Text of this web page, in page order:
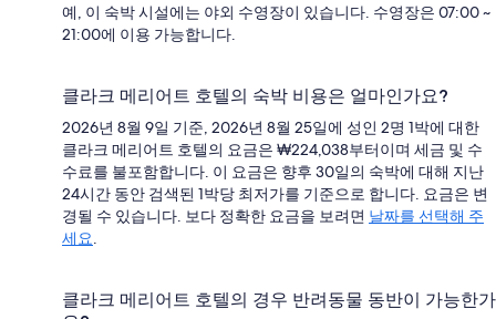
예, 이 숙박 시설에는 야외 수영장이 있습니다. 수영장은 07:00 ~
21:00에 이용 가능합니다.
클라크 메리어트 호텔의 숙박 비용은 얼마인가요?
2026년 8월 9일 기준, 2026년 8월 25일에 성인 2명 1박에 대한
클라크 메리어트 호텔의 요금은 ₩224,038부터이며 세금 및 수
수료를 불포함합니다. 이 요금은 향후 30일의 숙박에 대해 지난
24시간 동안 검색된 1박당 최저가를 기준으로 합니다. 요금은 변
경될 수 있습니다. 보다 정확한 요금을 보려면 날짜를 선택해 주
세요.
클라크 메리어트 호텔의 경우 반려동물 동반이 가능한가